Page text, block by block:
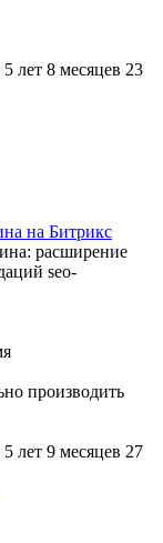
лет 8 месяцев 23
на Битрикс
расширение
seo-
производить
лет 9 месяцев 27